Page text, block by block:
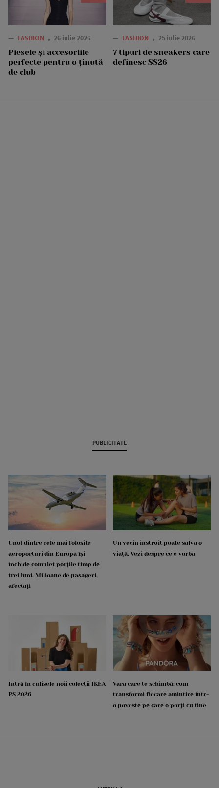
— FASHION 26 iulie 2026
Piesele și accesoriile
perfecte pentru o ținută
de club
— FASHION 25 iulie 2026
7 tipuri de sneakers care
definesc SS26
PUBLICITATE
Unul dintre cele mai folosite
aeroporturi din Europa își
închide complet porțile timp de
trei luni. Milioane de pasageri,
afectați
Un vecin instruit poate salva o
viață. Vezi despre ce e vorba
Intră în culisele noii colecții IKEA
PS 2026
Vara care te schimbă: cum
transformi fiecare amintire într-
o poveste pe care o porți cu tine